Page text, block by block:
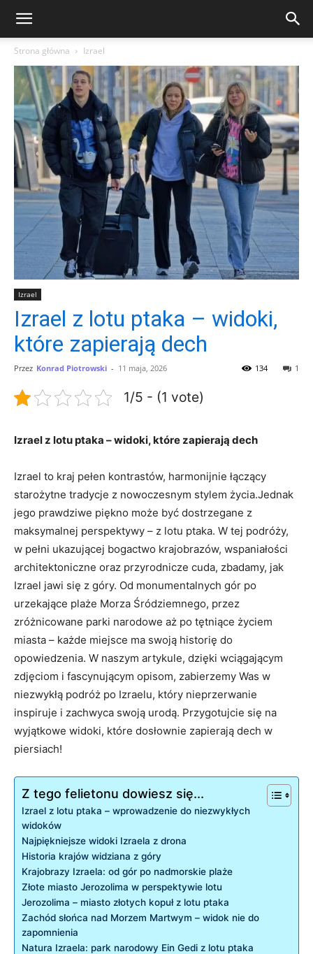
Strona główna Izrael
Izrael
Izrael z lotu ptaka – widoki,
które zapierają dech
Przez Konrad Piotrowski - 11 maja, 2026 1
134
1/5 - (1 vote)
Izrael z lotu ptaka – widoki, które zapierają dech
Izrael to kraj pełen kontrastów, harmonijnie łączący
starożytne tradycje z nowoczesnym stylem życia.Jednak
jego prawdziwe piękno może być dostrzegane z
maksymalnej perspektywy – z lotu ptaka. W tej podróży,
w pełni ukazującej bogactwo krajobrazów, wspaniałości
architektoniczne oraz przyrodnicze cuda, zbadamy, jak
Izrael jawi się z góry. Od monumentalnych gór po
urzekające plaże Morza Śródziemnego, przez
zróżnicowane parki narodowe aż po tętniące życiem
miasta – każde miejsce ma swoją historię do
opowiedzenia. W naszym artykule, dzięki wciągającym
zdjęciom i fascynującym opisom, zabierzemy Was w
niezwykłą podróż po Izraelu, który nieprzerwanie
inspiruje i zachwyca swoją urodą. Przygotujcie się na
wyjątkowe widoki, które dosłownie zapierają dech w
piersiach!
Z tego felietonu dowiesz się...
Izrael z lotu ptaka – wprowadzenie do niezwykłych
widoków
Najpiękniejsze widoki Izraela z drona
Historia krajów widziana z góry
Krajobrazy Izraela: od gór po nadmorskie plaże
Złote miasto Jerozolima w perspektywie lotu
Jerozolima – miasto złotych kopuł z lotu ptaka
Zachód słońca nad Morzem Martwym – widok nie do
zapomnienia
Natura Izraela: park narodowy Ein Gedi z lotu ptaka